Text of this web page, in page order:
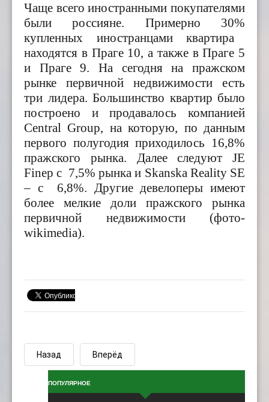
Чаще всего иностранными покупателями
были россияне. Примерно 30%
купленных иностранцами квартира
находятся в Праге 10, а также в Праге 5
и Праге 9. На сегодня на пражском
рынке первичной недвижимости есть
три лидера. Большинство квартир было
построено и продавалось компанией
Central Group, на которую, по данным
первого полугодия приходилось 16,8%
пражского рынка. Далее следуют JE
Finep с 7,5% рынка и Skanska Reality SE
– с 6,8%. Другие девелоперы имеют
более мелкие доли пражского рынка
первичной недвижимости (фото-
wikimedia).
Назад Вперёд
ПОПУЛЯРНОЕ